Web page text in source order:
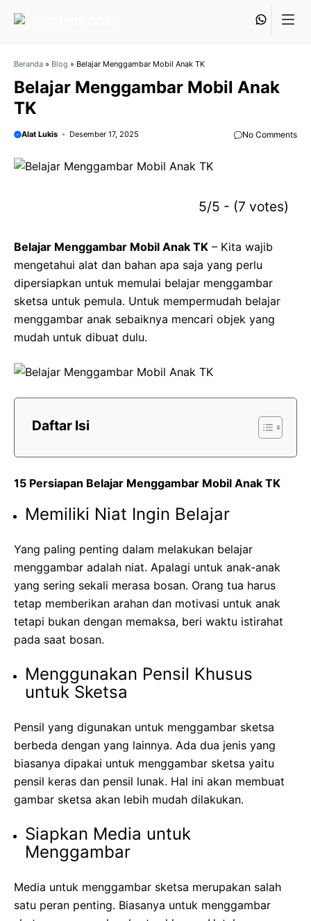
Beranda » Blog » Belajar Menggambar Mobil Anak TK
Belajar Menggambar Mobil Anak
TK
Alat Lukis Desember 17, 2025 No Comments
5/5 - (7 votes)
Belajar Menggambar Mobil Anak TK – Kita wajib
mengetahui alat dan bahan apa saja yang perlu
dipersiapkan untuk memulai belajar menggambar
sketsa untuk pemula. Untuk mempermudah belajar
menggambar anak sebaiknya mencari objek yang
mudah untuk dibuat dulu.
Daftar Isi
15 Persiapan Belajar Menggambar Mobil Anak TK
Memiliki Niat Ingin Belajar
Yang paling penting dalam melakukan belajar
menggambar adalah niat. Apalagi untuk anak-anak
yang sering sekali merasa bosan. Orang tua harus
tetap memberikan arahan dan motivasi untuk anak
tetapi bukan dengan memaksa, beri waktu istirahat
pada saat bosan.
Menggunakan Pensil Khusus
untuk Sketsa
Pensil yang digunakan untuk menggambar sketsa
berbeda dengan yang lainnya. Ada dua jenis yang
biasanya dipakai untuk menggambar sketsa yaitu
pensil keras dan pensil lunak. Hal ini akan membuat
gambar sketsa akan lebih mudah dilakukan.
Siapkan Media untuk
Menggambar
Media untuk menggambar sketsa merupakan salah
satu peran penting. Biasanya untuk menggambar